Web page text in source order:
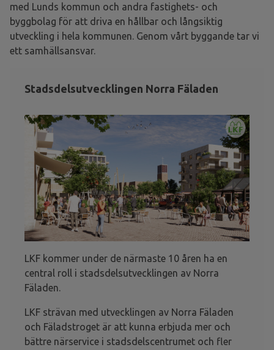
med Lunds kommun och andra fastighets- och
byggbolag för att driva en hållbar och långsiktig
utveckling i hela kommunen. Genom vårt byggande tar vi
ett samhällsansvar.
Stadsdelsutvecklingen Norra Fäladen
LKF kommer under de närmaste 10 åren ha en
central roll i stadsdelsutvecklingen av Norra
Fäladen.
LKF strävan med utvecklingen av Norra Fäladen
och Fäladstroget är att kunna erbjuda mer och
bättre närservice i stadsdelscentrumet och fler